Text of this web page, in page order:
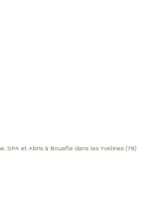
SPA et Abris à Bouafle dans les Yvelines (78)